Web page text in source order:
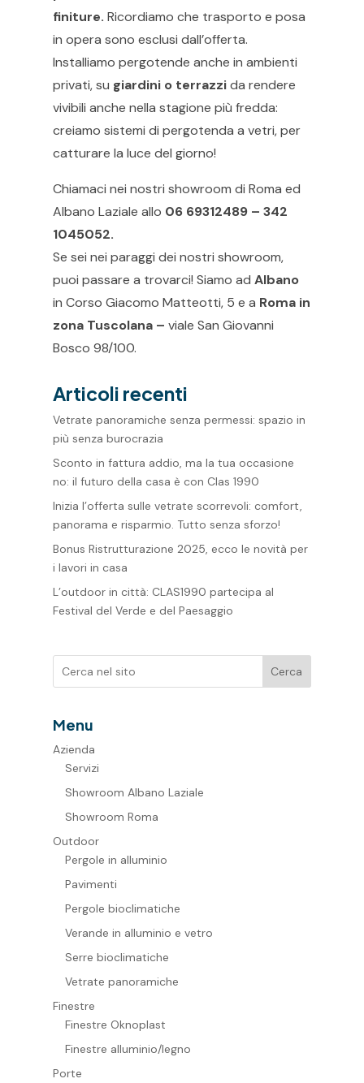
finiture. Ricordiamo che trasporto e posa
in opera sono esclusi dall’offerta.
Installiamo pergotende anche in ambienti
privati, su giardini o terrazzida rendere
vivibili anche nella stagione più fredda:
creiamo sistemi di pergotenda a vetri, per
catturare la luce del giorno!
Chiamaci nei nostri showroom di Roma ed
Albano Laziale allo 06 69312489 – 342
1045052.
Se sei nei paraggi dei nostri showroom,
puoi passare a trovarci! Siamo ad Albano
in Corso Giacomo Matteotti, 5 e a Roma in
zona Tuscolana – viale San Giovanni
Bosco 98/100.
Articoli recenti
Vetrate panoramiche senza permessi: spazio in
più senza burocrazia
Sconto in fattura addio, ma la tua occasione
no: il futuro della casa è con Clas 1990
Inizia l’offerta sulle vetrate scorrevoli: comfort,
panorama e risparmio. Tutto senza sforzo!
Bonus Ristrutturazione 2025, ecco le novità per
i lavori in casa
L’outdoor in città: CLAS1990 partecipa al
Festival del Verde e del Paesaggio
Cerca
Menu
Azienda
Servizi
Showroom Albano Laziale
Showroom Roma
Outdoor
Pergole in alluminio
Pavimenti
Pergole bioclimatiche
Verande in alluminio e vetro
Serre bioclimatiche
Vetrate panoramiche
Finestre
Finestre Oknoplast
Finestre alluminio/legno
Porte